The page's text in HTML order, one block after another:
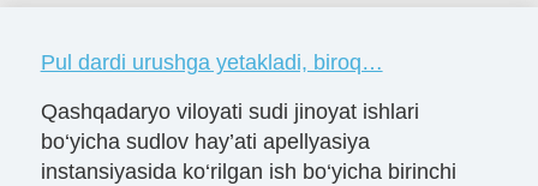
Pul dardi urushga yetakladi, biroq…
Qashqadaryo viloyati sudi jinoyat ishlari
bo‘yicha sudlov hay’ati apellyasiya
instansiyasida ko‘rilgan ish bo‘yicha birinchi